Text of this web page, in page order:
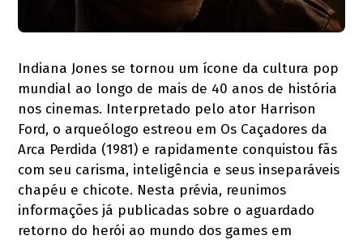
Indiana Jones se tornou um ícone da cultura pop
mundial ao longo de mais de 40 anos de história
nos cinemas. Interpretado pelo ator Harrison
Ford, o arqueólogo estreou em Os Caçadores da
Arca Perdida (1981) e rapidamente conquistou fãs
com seu carisma, inteligência e seus inseparáveis
chapéu e chicote. Nesta prévia, reunimos
informações já publicadas sobre o aguardado
retorno do herói ao mundo dos games em